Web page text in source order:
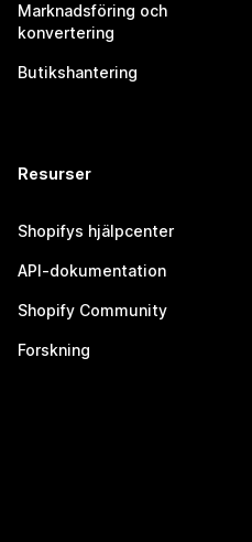
Marknadsföring och
konvertering
Butikshantering
Resurser
Shopifys hjälpcenter
API-dokumentation
Shopify Community
Forskning